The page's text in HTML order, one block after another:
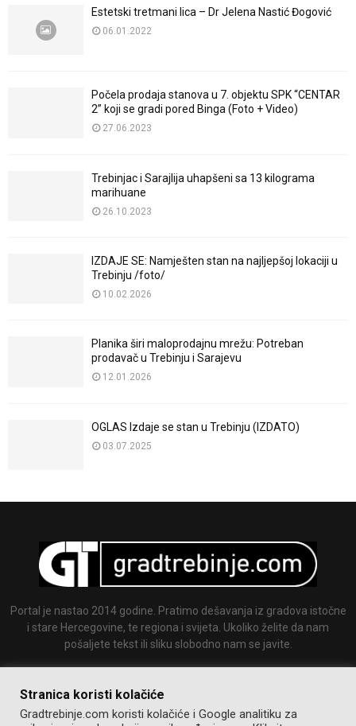
Estetski tretmani lica – Dr Jelena Nastić Đogović
06.01.2022
Počela prodaja stanova u 7. objektu SPK “CENTAR
2” koji se gradi pored Binga (Foto + Video)
27.06.2023
Trebinjac i Sarajlija uhapšeni sa 13 kilograma
marihuane
26.10.2023
IZDAJE SE: Namješten stan na najljepšoj lokaciji u
Trebinju /foto/
10.02.2026
Planika širi maloprodajnu mrežu: Potreban
prodavač u Trebinju i Sarajevu
12.01.2026
OGLAS Izdaje se stan u Trebinju (IZDATO)
03.07.2025
Portal je nastao 2014 godine. Pratimo dešavanja iz gradova istočne
i stare Hercegovine, te regiona i svijeta. Ukoliko želite da nam
pošaljete tekst ili sliku slobodno nam se javite.
Stranica koristi kolačiće
Gradtrebinje.com koristi kolačiće i Google analitiku za